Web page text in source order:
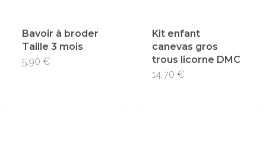
Bavoir à broder
Taille 3 mois
5,90 €
Kit enfant
canevas gros
trous licorne DMC
14,70 €